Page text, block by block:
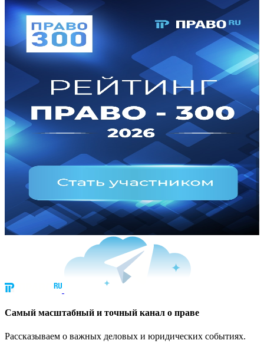
Cамый масштабный и точный канал о праве
Рассказываем о важных деловых и юридических событиях.